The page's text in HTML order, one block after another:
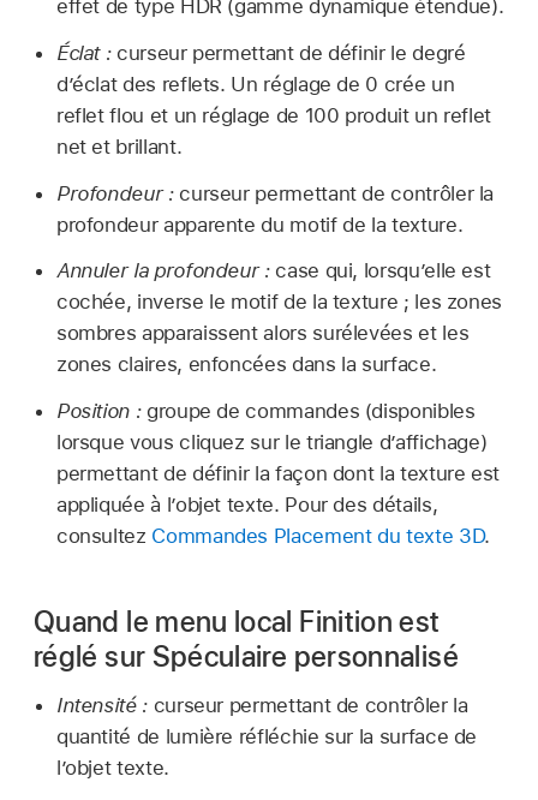
effet de type HDR (gamme dynamique étendue).
Éclat :curseur permettant de définir le degré
d’éclat des reflets. Un réglage de 0 crée un
reflet flou et un réglage de 100 produit un reflet
net et brillant.
Profondeur :curseur permettant de contrôler la
profondeur apparente du motif de la texture.
Annuler la profondeur :case qui, lorsqu’elle est
cochée, inverse le motif de la texture ; les zones
sombres apparaissent alors surélevées et les
zones claires, enfoncées dans la surface.
Position :groupe de commandes (disponibles
lorsque vous cliquez sur le triangle d’affichage)
permettant de définir la façon dont la texture est
appliquée à l’objet texte. Pour des détails,
consultez Commandes Placement du texte 3D.
Quand le menu local Finition est
réglé sur Spéculaire personnalisé
Intensité :curseur permettant de contrôler la
quantité de lumière réfléchie sur la surface de
l’objet texte.